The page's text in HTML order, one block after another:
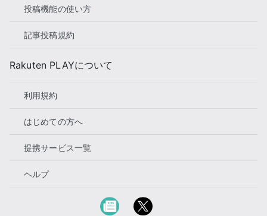
投稿機能の使い方
記事投稿規約
Rakuten PLAYについて
利用規約
はじめての方へ
提携サービス一覧
ヘルプ